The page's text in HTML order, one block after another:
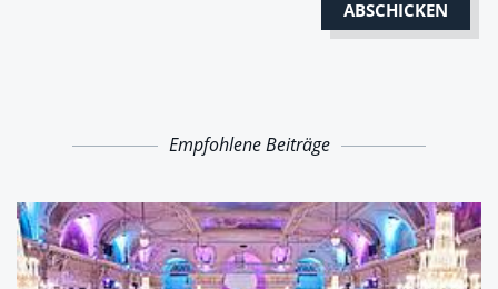
Empfohlene Beiträge